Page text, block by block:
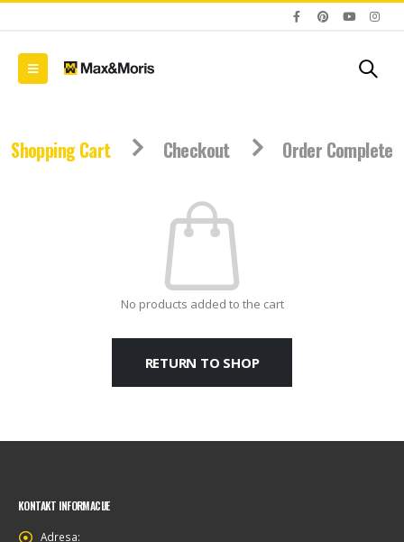
Shopping Cart Checkout Order Complete
No products added to the cart
RETURN TO SHOP
KONTAKT INFORMACIJE
Adresa: